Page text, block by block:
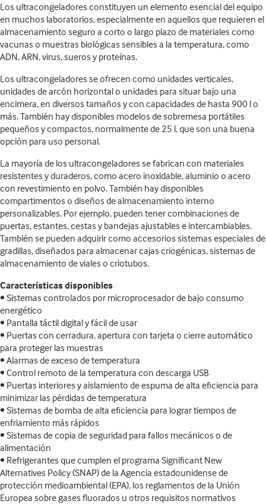
Los ultracongeladores constituyen un elemento esencial del equipo
en muchos laboratorios, especialmente en aquellos que requieren el
almacenamiento seguro a corto o largo plazo de materiales como
vacunas o muestras biológicas sensibles a la temperatura, como
ADN, ARN, virus, sueros y proteínas.
Los ultracongeladores se ofrecen como unidades verticales,
unidades de arcón horizontal o unidades para situar bajo una
encimera, en diversos tamaños y con capacidades de hasta 900 l o
más. También hay disponibles modelos de sobremesa portátiles
pequeños y compactos, normalmente de 25 l, que son una buena
opción para uso personal.
La mayoría de los ultracongeladores se fabrican con materiales
resistentes y duraderos, como acero inoxidable, aluminio o acero
con revestimiento en polvo. También hay disponibles
compartimentos o diseños de almacenamiento interno
personalizables. Por ejemplo, pueden tener combinaciones de
puertas, estantes, cestas y bandejas ajustables e intercambiables.
También se pueden adquirir como accesorios sistemas especiales de
gradillas, diseñados para almacenar cajas criogénicas, sistemas de
almacenamiento de viales o criotubos.
Características disponibles
• Sistemas controlados por microprocesador de bajo consumo
energético
• Pantalla táctil digital y fácil de usar
• Puertas con cerradura, apertura con tarjeta o cierre automático
para proteger las muestras
• Alarmas de exceso de temperatura
• Control remoto de la temperatura con descarga USB
• Puertas interiores y aislamiento de espuma de alta eficiencia para
minimizar las pérdidas de temperatura
• Sistemas de bomba de alta eficiencia para lograr tiempos de
enfriamiento más rápidos
• Sistemas de copia de seguridad para fallos mecánicos o de
alimentación
• Refrigerantes que cumplen el programa Significant New
Alternatives Policy (SNAP) de la Agencia estadounidense de
protección medioambiental (EPA), los reglamentos de la Unión
Europea sobre gases fluorados u otros requisitos normativos